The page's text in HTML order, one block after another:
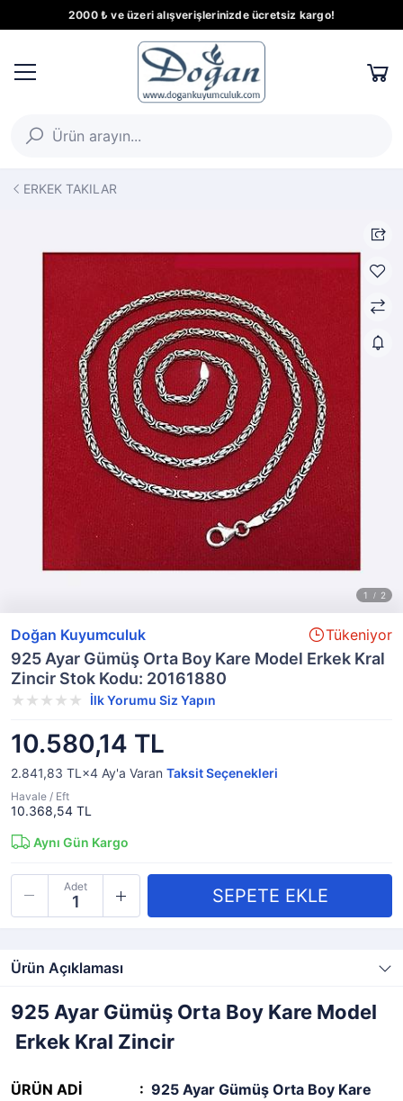
2000 ₺ ve üzeri alışverişlerinizde ücretsiz kargo!
ERKEK TAKILAR
Doğan Kuyumculuk Tükeniyor
925 Ayar Gümüş Orta Boy Kare Model Erkek Kral
Zincir Stok Kodu: 20161880
İlk Yorumu Siz Yapın
10.580,14 TL
2.841,83 TL×4 Ay'a Varan Taksit Seçenekleri
Havale / Eft
10.368,54 TL
Aynı Gün Kargo
Adet
Ürün Açıklaması
925 Ayar Gümüş Orta Boy Kare Model
Erkek Kral Zincir
ÜRÜN ADİ : 925 Ayar Gümüş Orta Boy Kare